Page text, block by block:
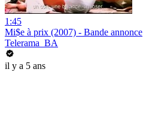
1:45
Mi$e à prix (2007) - Bande annonce
Telerama_BA
il y a 5 ans